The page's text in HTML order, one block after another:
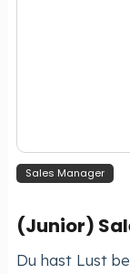
Sales Manager
(Junior)
Du hast Lust